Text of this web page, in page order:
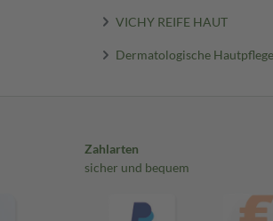
VICHY REIFE HAUT
Dermatologische
Zahlarten
sicher und bequem